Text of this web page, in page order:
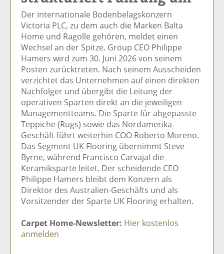
el
a
uf
F
ac
e
b
o
o
k
te
il
e
n
el
t
wi
tt
er
n
a
uf
Li
n
k
e
di
te
il
e
n
ai
l
v
se
n
e
n
Der internationale Bodenbelagskonzern
Victoria PLC, zu dem auch die Marken Balta
Home und Ragolle gehören, meldet einen
Wechsel an der Spitze. Group CEO Philippe
Hamers wird zum 30. Juni 2026 von seinem
Posten zurücktreten. Nach seinem Ausscheiden
verzichtet das Unternehmen auf einen direkten
Nachfolger und übergibt die Leitung der
operativen Sparten direkt an die jeweiligen
Managementteams. Die Sparte für abgepasste
Teppiche (Rugs) sowie das Nordamerika-
Geschäft führt weiterhin COO Roberto Moreno.
Das Segment UK Flooring übernimmt Steve
Byrne, während Francisco Carvajal die
Keramiksparte leitet. Der scheidende CEO
Philippe Hamers bleibt dem Konzern als
Direktor des Australien-Geschäfts und als
Vorsitzender der Sparte UK Flooring erhalten.
Carpet Home-Newsletter: Hier kostenlos
anmelden